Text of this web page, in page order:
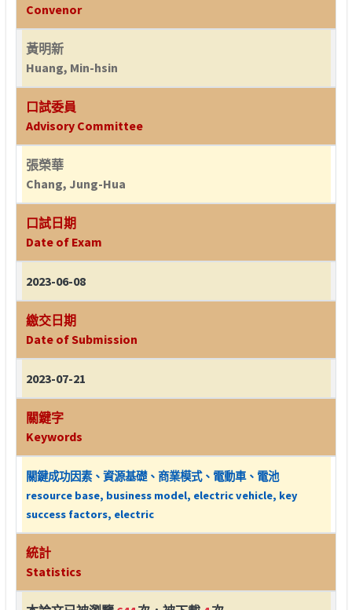
Convenor
黃明新
Huang, Min-hsin
口試委員
Advisory Committee
張榮華
Chang, Jung-Hua
口試日期
Date of Exam
2023-06-08
繳交日期
Date of Submission
2023-07-21
關鍵字
Keywords
關鍵成功因素、資源基礎、商業模式、電動車、電池
resource base, business model, electric vehicle, key
success factors, electric
統計
Statistics